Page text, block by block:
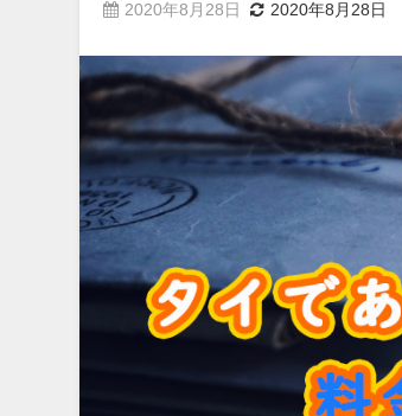
2020年8月28日 2020年8月28日